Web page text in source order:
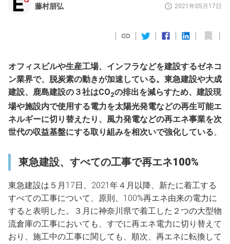
藤村朋弘 2021年05月17日
オフィスビルや生産工場、インフラなどを建設するゼネコ
ン業界で、脱炭素の動きが加速している。東急建設や大成
建設、鹿島建設の３社はCO2の排出を減らすため、建設現
場や施設内で使用する電力を太陽光発電などの再生可能エ
ネルギーに切り替えたり、風力発電などの再エネ事業を次
世代の収益基盤にする取り組みを相次いで強化している。
東急建設、すべての工事で再エネ100%
東急建設は５月17日、2021年４月以降、新たに着工する
すべての工事について、原則、100%再エネ由来の電力に
すると表明した。３月に神奈川県で着工した２つの大型物
流倉庫の工事においても、すでに再エネ電力に切り替えて
おり、施工中の工事に関しても、順次、再エネに転換して